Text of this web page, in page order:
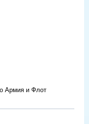
Армия и Флот